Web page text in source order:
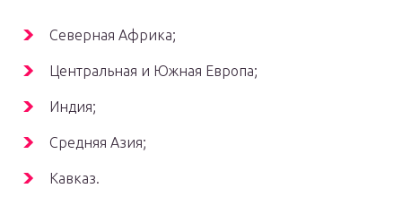
Северная Африка;
Центральная и Южная Европа;
Индия;
Средняя Азия;
Кавказ.